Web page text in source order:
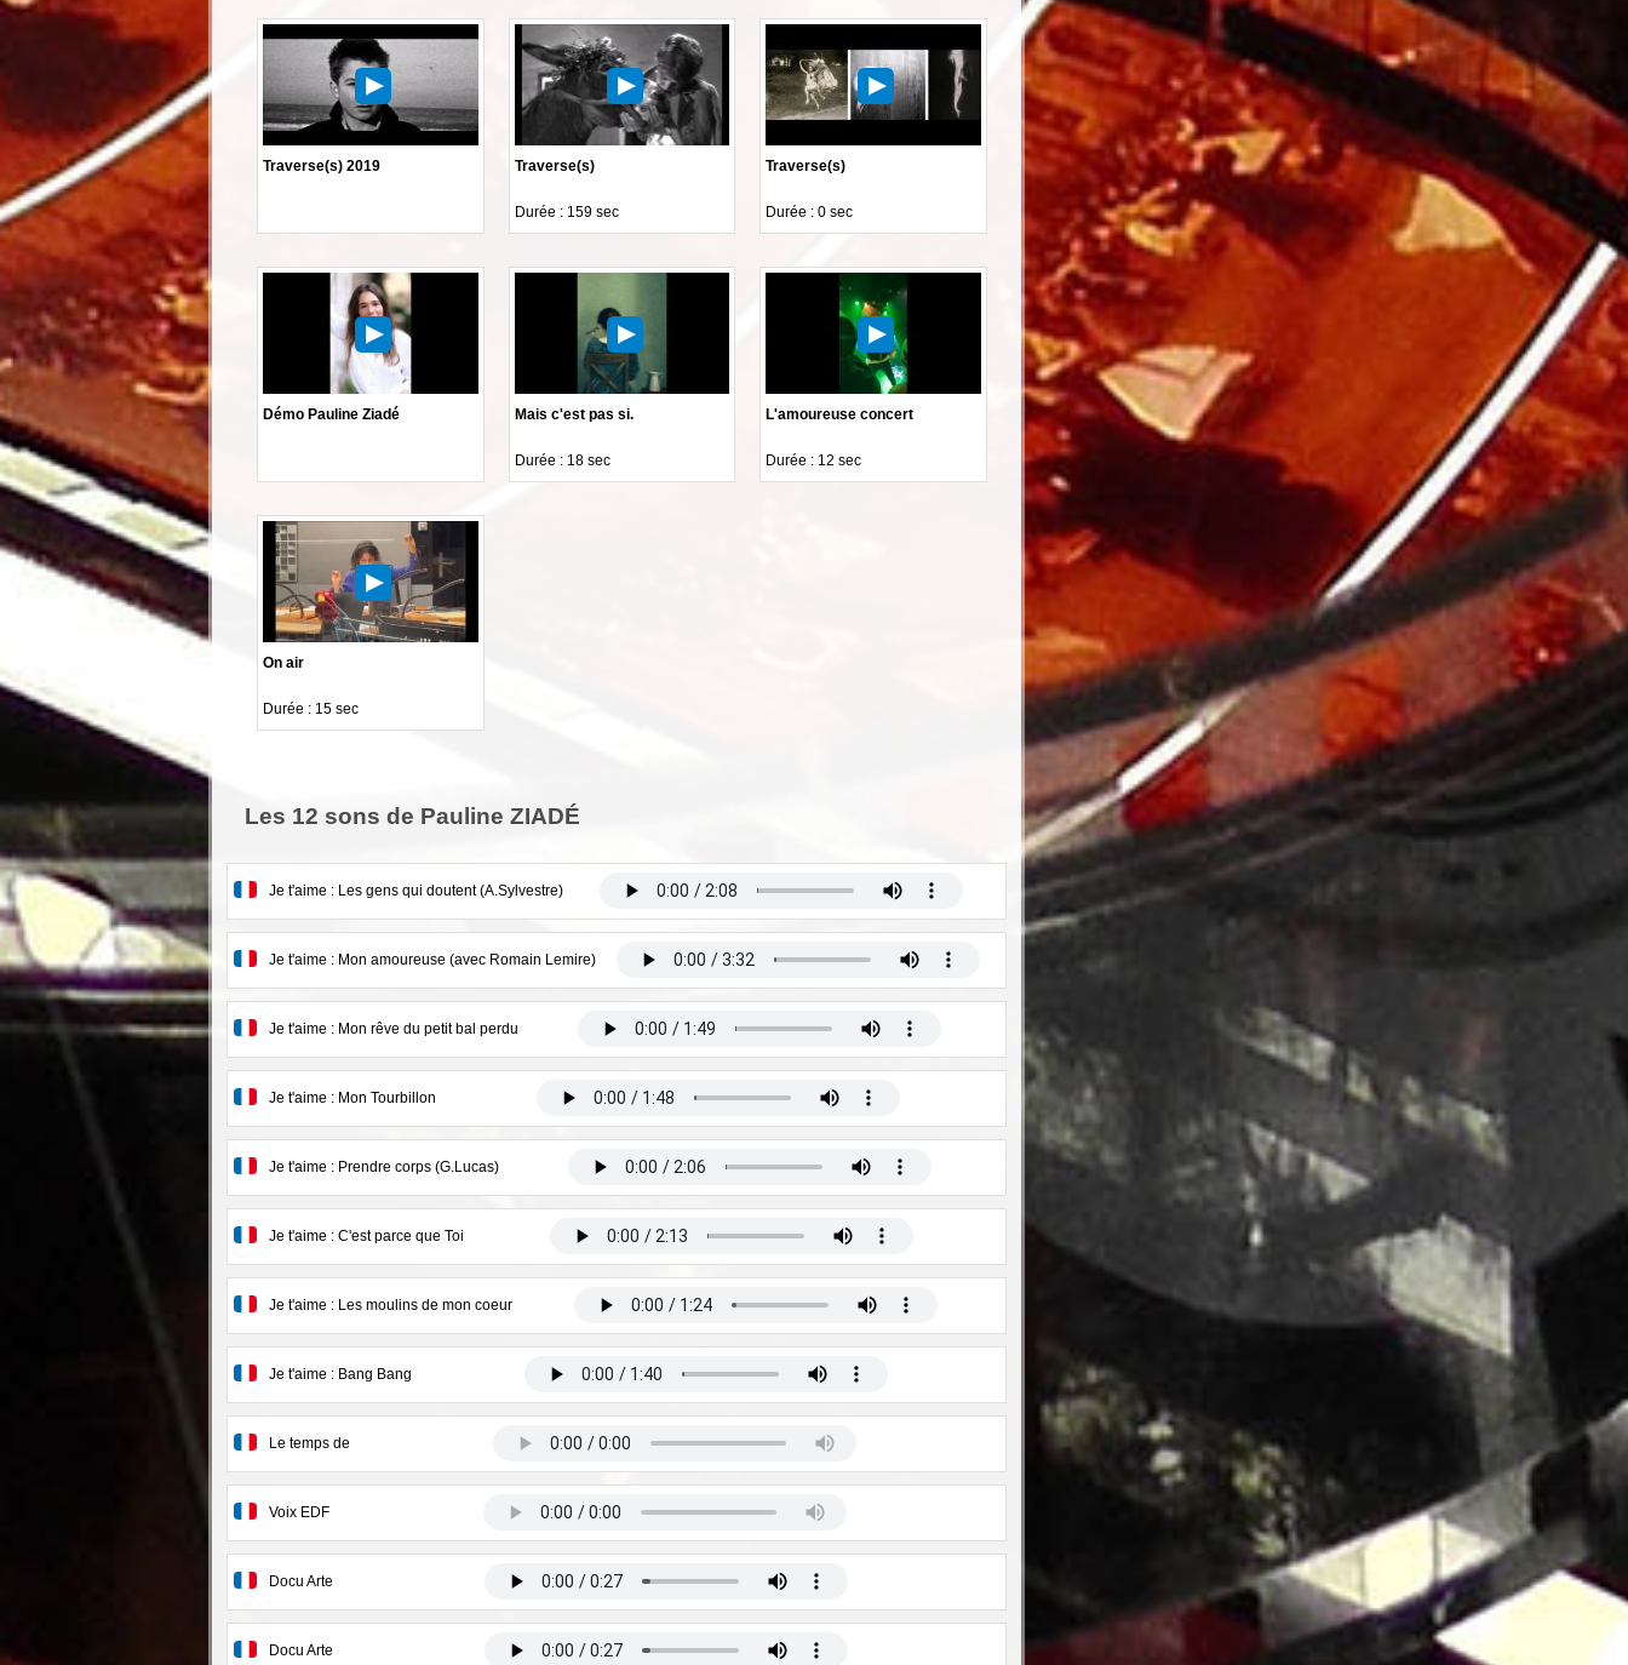
Traverse(s) 2019 Traverse(s)
Durée : 159 sec
Traverse(s)
Durée : 0 sec
Démo Pauline Ziadé Mais c'est pas si.
Durée : 18 sec
L'amoureuse concert
Durée : 12 sec
On air
Durée : 15 sec
Les 12 sons de Pauline ZIADÉ
Je t'aime : Les gens qui doutent (A.Sylvestre)
Je t'aime : Mon amoureuse (avec Romain Lemire)
Je t'aime : Mon rêve du petit bal perdu
Je t'aime : Mon Tourbillon
Je t'aime : Prendre corps (G.Lucas)
Je t'aime : C'est parce que Toi
Je t'aime : Les moulins de mon coeur
Je t'aime : Bang Bang
Le temps de
Voix EDF
Docu Arte
Docu Arte